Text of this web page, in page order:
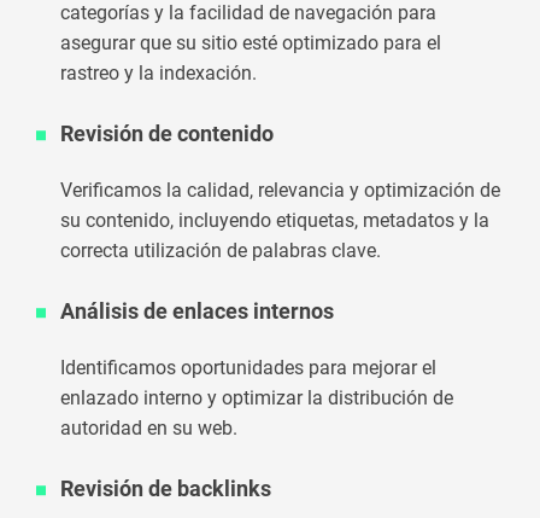
categorías y la facilidad de navegación para
asegurar que su sitio esté optimizado para el
rastreo y la indexación.
Revisión de contenido
Verificamos la calidad, relevancia y optimización de
su contenido, incluyendo etiquetas, metadatos y la
correcta utilización de palabras clave.
Análisis de enlaces internos
Identificamos oportunidades para mejorar el
enlazado interno y optimizar la distribución de
autoridad en su web.
Revisión de backlinks